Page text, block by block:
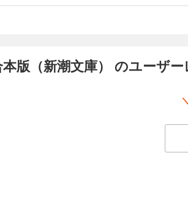
版（新潮文庫） のユーザ